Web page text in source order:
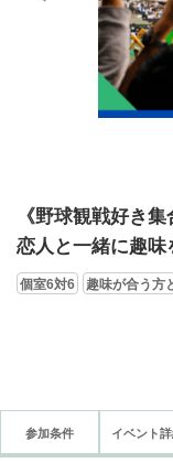
《野球観戦好き集
恋人と一緒に趣
個室6対6 趣味が合う方
参加条件 イベント